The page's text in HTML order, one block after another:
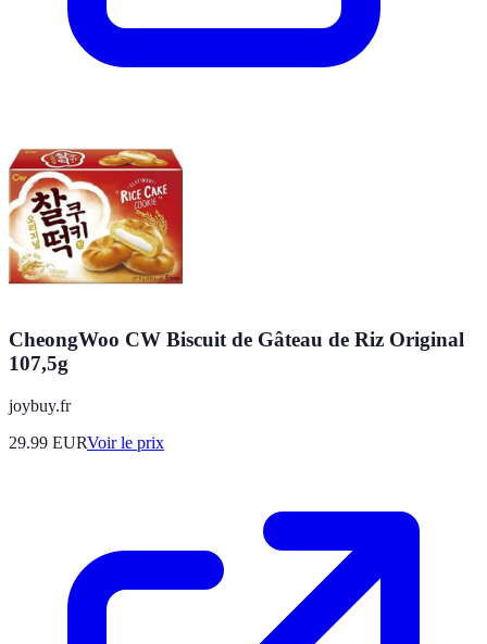
CheongWoo CW Biscuit de Gâteau de Riz Original
107,5g
joybuy.fr
29.99 EURVoir le prix